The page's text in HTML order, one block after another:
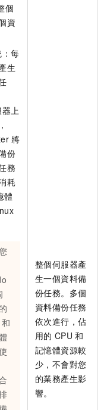
個
資
：每
生
上
將
份
務
耗
體
和
整個伺服器產
生一個資料備
份任務。多個
資料備份任務
依次進行，佔
用的 CPU 和
記憶體資源較
少，不會對您
的業務產生影
響。